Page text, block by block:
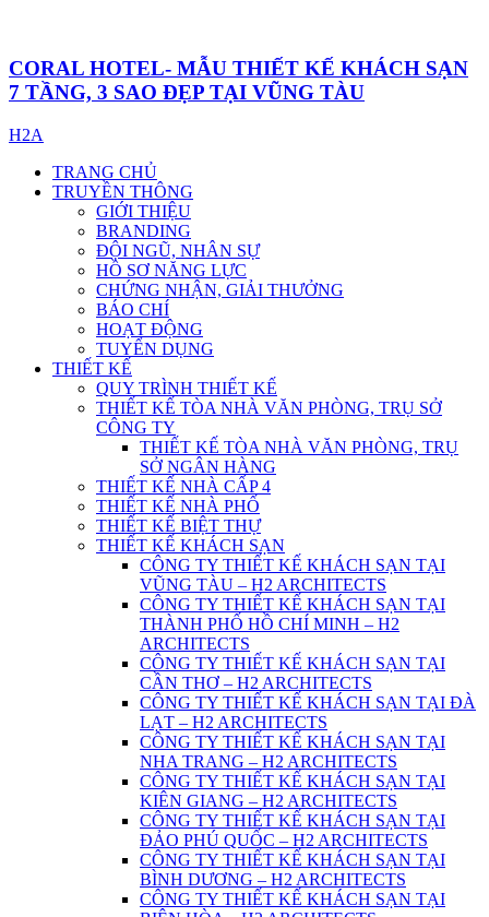
CORAL HOTEL- MẪU THIẾT KẾ KHÁCH SẠN
7 TẦNG, 3 SAO ĐẸP TẠI VŨNG TÀU
H2A
TRANG CHỦ
TRUYỀN THÔNG
GIỚI THIỆU
BRANDING
ĐỘI NGŨ, NHÂN SỰ
HỒ SƠ NĂNG LỰC
CHỨNG NHẬN, GIẢI THƯỞNG
BÁO CHÍ
HOẠT ĐỘNG
TUYỂN DỤNG
THIẾT KẾ
QUY TRÌNH THIẾT KẾ
THIẾT KẾ TÒA NHÀ VĂN PHÒNG, TRỤ SỞ
CÔNG TY
THIẾT KẾ TÒA NHÀ VĂN PHÒNG, TRỤ
SỞ NGÂN HÀNG
THIẾT KẾ NHÀ CẤP 4
THIẾT KẾ NHÀ PHỐ
THIẾT KẾ BIỆT THỰ
THIẾT KẾ KHÁCH SẠN
CÔNG TY THIẾT KẾ KHÁCH SẠN TẠI
VŨNG TÀU – H2 ARCHITECTS
CÔNG TY THIẾT KẾ KHÁCH SẠN TẠI
THÀNH PHỐ HỒ CHÍ MINH – H2
ARCHITECTS
CÔNG TY THIẾT KẾ KHÁCH SẠN TẠI
CẦN THƠ – H2 ARCHITECTS
CÔNG TY THIẾT KẾ KHÁCH SẠN TẠI ĐÀ
LẠT – H2 ARCHITECTS
CÔNG TY THIẾT KẾ KHÁCH SẠN TẠI
NHA TRANG – H2 ARCHITECTS
CÔNG TY THIẾT KẾ KHÁCH SẠN TẠI
KIÊN GIANG – H2 ARCHITECTS
CÔNG TY THIẾT KẾ KHÁCH SẠN TẠI
ĐẢO PHÚ QUỐC – H2 ARCHITECTS
CÔNG TY THIẾT KẾ KHÁCH SẠN TẠI
BÌNH DƯƠNG – H2 ARCHITECTS
CÔNG TY THIẾT KẾ KHÁCH SẠN TẠI